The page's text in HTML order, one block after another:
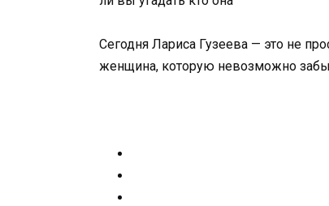
Сегодня Лариса Гузеева — это не
женщина, которую невозможно